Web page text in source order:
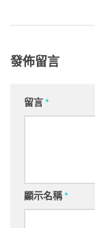
發佈留言
留言*
顯示名稱*